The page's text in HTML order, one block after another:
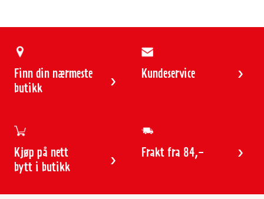
Finn din nærmeste
butikk
Kundeservice
Kjøp på nett
bytt i butikk
Frakt fra 84,-